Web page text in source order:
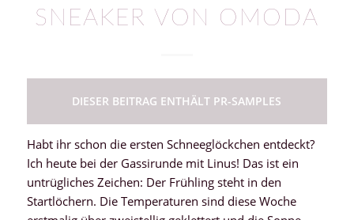
SNEAKER VON OMODA
DIESER BEITRAG ENTHÄLT PR-SAMPLES
Habt ihr schon die ersten Schneeglöckchen entdeckt?
Ich heute bei der Gassirunde mit Linus! Das ist ein
untrügliches Zeichen: Der Frühling steht in den
Startlöchern. Die Temperaturen sind diese Woche